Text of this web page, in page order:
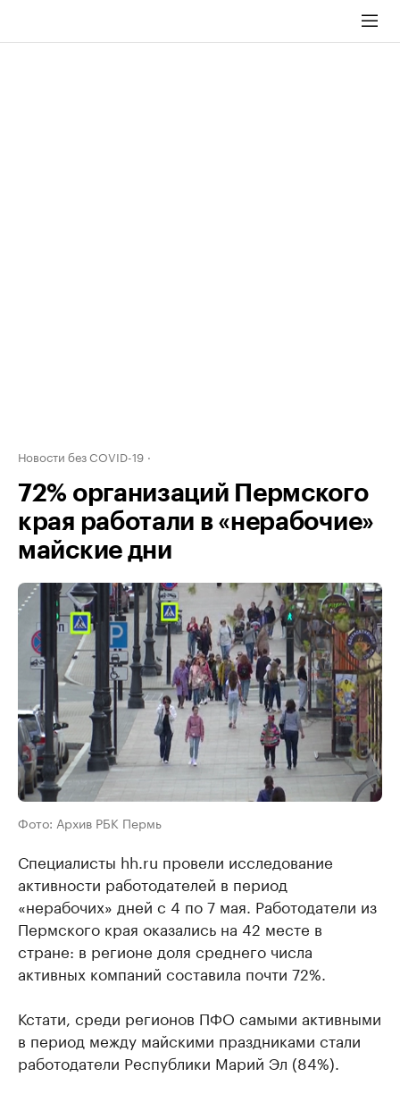
Новости без COVID-19
72% организаций Пермского
края работали в «нерабочие»
майские дни
Фото: Архив РБК Пермь
Специалисты hh.ru провели исследование
активности работодателей в период
«нерабочих» дней с 4 по 7 мая. Работодатели из
Пермского края оказались на 42 месте в
стране: в регионе доля среднего числа
активных компаний составила почти 72%.
Кстати, среди регионов ПФО самыми активными
в период между майскими праздниками стали
работодатели Республики Марий Эл (84%).